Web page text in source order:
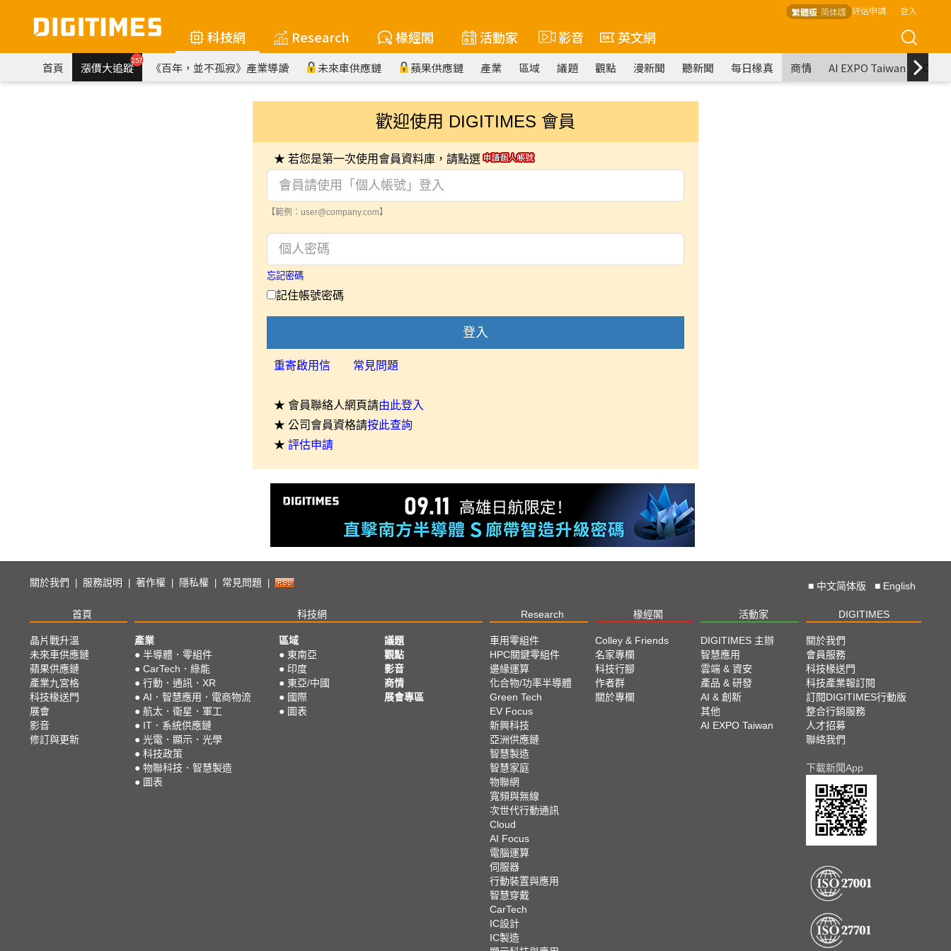
繁體版 简体版 評估申請 登入
科技網 Research 椽經閣 活動家 影音 英文網
首頁 漲價大追蹤257 《百年，並不孤寂》產業導讀 未來車供應鏈 蘋果供應鏈 產業 區域 議題 觀點 漫新聞 聽新聞 每日椽真 商情 AI EXPO Taiwan
歡迎使用 DIGITIMES 會員
★ 若您是第一次使用會員資料庫，請點選
【範例：user@company.com】
忘記密碼
記住帳號密碼
登入
重寄啟用信 常見問題
★ 會員聯絡人網頁請由此登入
★ 公司會員資格請按此查詢
★ 評估申請
關於我們 服務說明 著作權 隱私權 常見問題 ■ 中文简体版 ■ English
首頁 科技網 Research 椽經閣 活動家 DIGITIMES
晶片戰升溫
未來車供應鏈
蘋果供應鏈
產業九宮格
科技椽送門
展會
影音
修訂與更新
產業
● 半導體．零組件
● CarTech．綠能
● 行動．通訊．XR
● AI．智慧應用．電商物流
● 航太．衛星．軍工
● IT．系統供應鏈
● 光電．顯示．光學
● 科技政策
● 物聯科技．智慧製造
● 圖表
區域
● 東南亞
● 印度
● 東亞/中國
● 國際
● 圖表
議題
觀點
影音
商情
展會專區
車用零組件
HPC關鍵零組件
邊緣運算
化合物/功率半導體
Green Tech
EV Focus
新興科技
亞洲供應鏈
智慧製造
智慧家庭
物聯網
寬頻與無線
次世代行動通訊
Cloud
AI Focus
電腦運算
伺服器
行動裝置與應用
智慧穿戴
CarTech
IC設計
IC製造
Colley & Friends
名家專欄
科技行腳
作者群
關於專欄
DIGITIMES 主辦
智慧應用
雲端 & 資安
產品 & 研發
AI & 創新
其他
AI EXPO Taiwan
關於我們
會員服務
科技椽送門
科技產業報訂閱
訂閱DIGITIMES行動版
整合行銷服務
人才招募
聯絡我們
下載新聞App